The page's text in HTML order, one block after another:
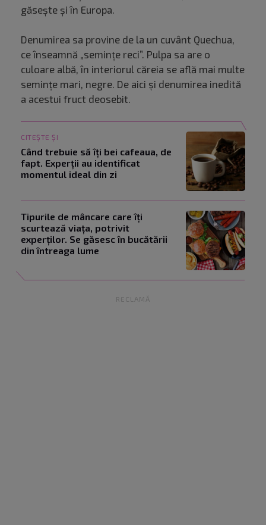
găsește și în Europa.
Denumirea sa provine de la un cuvânt Quechua,
ce înseamnă „semințe reci”. Pulpa sa are o
culoare albă, în interiorul căreia se află mai multe
semințe mari, negre. De aici și denumirea inedită
a acestui fruct deosebit.
CITEȘTE ȘI
Când trebuie să îți bei cafeaua, de
fapt. Experții au identificat
momentul ideal din zi
Tipurile de mâncare care îți
scurtează viața, potrivit
experților. Se găsesc în bucătării
din întreaga lume
RECLAMĂ